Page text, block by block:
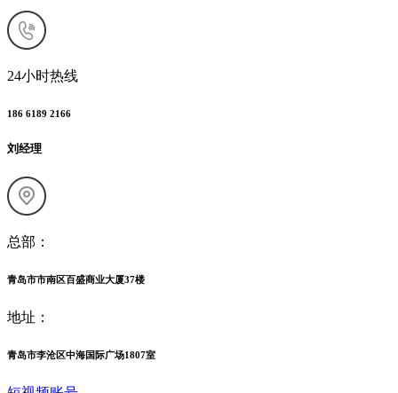
24小时热线
186 6189 2166
刘经理
总部：
青岛市市南区百盛商业大厦37楼
地址：
青岛市李沧区中海国际广场1807室